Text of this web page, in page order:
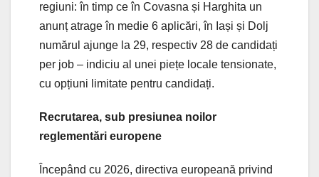
regiuni: în timp ce în Covasna și Harghita un
anunț atrage în medie 6 aplicări, în Iași și Dolj
numărul ajunge la 29, respectiv 28 de candidați
per job – indiciu al unei piețe locale tensionate,
cu opțiuni limitate pentru candidați.
Recrutarea, sub presiunea noilor
reglementări europene
Începând cu 2026, directiva europeană privind